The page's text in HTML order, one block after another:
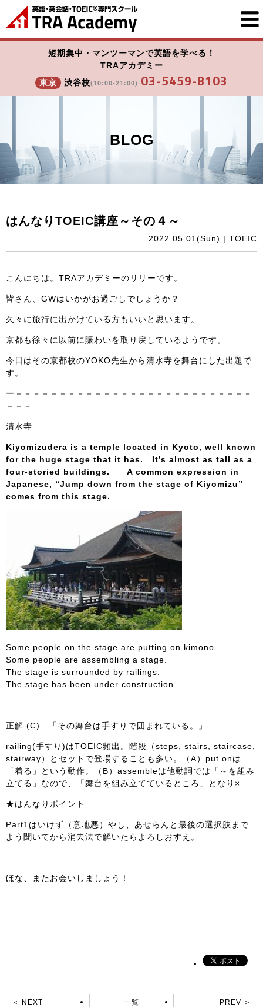
短期集中・マンツーマンで英語を学べる！
TRAアカデミー
東京
渋谷校(10:00-21:00) 03-5459-8103
BLOG
はんなりTOEIC講座～その４～
2022.05.01(Sun) | TOEIC
こんにちは。TRAアカデミーのリリーです。
皆さん、GWはいかがお過ごしでしょうか？
久々に旅行に出かけている方もいいと思います。
京都も徐々に以前に賑わいを取り戻しているようです。
今日はその京都校のYOKO先生から清水寺を舞台にした出題で
す。
ー－－－－－－－－－－－－－－－－－－－－－－－－－－－
－－－
清水寺
Kiyomizudera is a temple located in Kyoto, well known
for the huge stage that it has. It’s almost as tall as a
four-storied buildings.
A common expression in
Japanese, “Jump down from the stage of Kiyomizu”
comes from this stage.
Some people on the stage are putting on kimono.
Some people are assembling a stage.
The stage is surrounded by railings.
The stage has been under construction.
正解 (C) 「その舞台は手すりで囲まれている。」
railing(手すり)はTOEIC頻出。階段（steps, stairs, staircase,
stairway）とセットで登場することも多い。（A）put onは
「着る」という動作。（B）assembleは他動詞では「～を組み
立てる」なので、「舞台を組み立てているところ」となり×
★はんなりポイント
Part1はいけず（意地悪）やし、あせらんと最後の選択肢まで
よう聞いてから消去法で解いたらよろしおすえ。
ほな、またお会いしましょう！
＜ NEXT 一覧 PREV ＞